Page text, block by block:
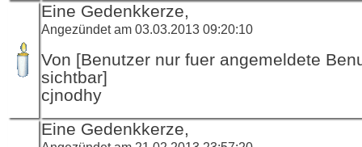
Eine Gedenkkerze,
Angezündet am 03.03.2013 09:20:10
Von [Benutzer nur fuer angemeldete
sichtbar]
cjnodhy
Eine Gedenkkerze,